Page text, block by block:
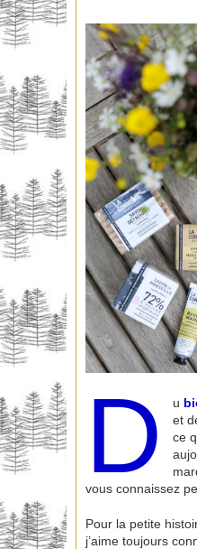
D u
et
ce
vous connaissez
Pour la petite
j’aime toujours